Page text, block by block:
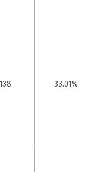
33.01%